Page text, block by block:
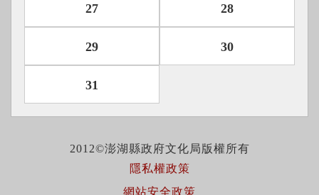
27 28
29 30
31
2012©澎湖縣政府文化局版權所有
隱私權政策
網站安全政策